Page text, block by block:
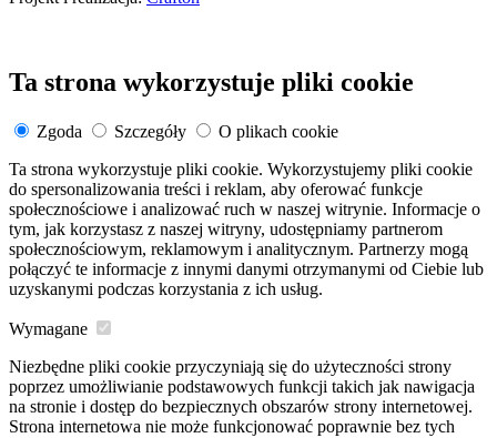
Ta strona wykorzystuje pliki cookie
Zgoda Szczegóły
O plikach cookie
Ta strona wykorzystuje pliki cookie. Wykorzystujemy pliki cookie
do spersonalizowania treści i reklam, aby oferować funkcje
społecznościowe i analizować ruch w naszej witrynie. Informacje o
tym, jak korzystasz z naszej witryny, udostępniamy partnerom
społecznościowym, reklamowym i analitycznym. Partnerzy mogą
połączyć te informacje z innymi danymi otrzymanymi od Ciebie lub
uzyskanymi podczas korzystania z ich usług.
Wymagane
Niezbędne pliki cookie przyczyniają się do użyteczności strony
poprzez umożliwianie podstawowych funkcji takich jak nawigacja
na stronie i dostęp do bezpiecznych obszarów strony internetowej.
Strona internetowa nie może funkcjonować poprawnie bez tych